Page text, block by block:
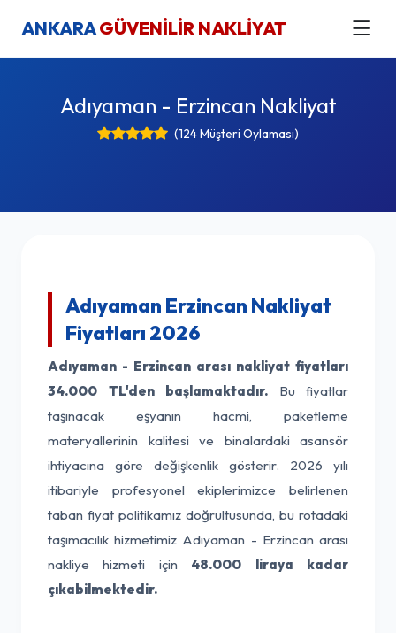
ANKARAGÜVENİLİR NAKLİYAT
Adıyaman - Erzincan Nakliyat
(124 Müşteri Oylaması)
Adıyaman Erzincan Nakliyat
Fiyatları 2026
Adıyaman - Erzincan arası nakliyat fiyatları
34.000 TL'den başlamaktadır. Bu fiyatlar
taşınacak eşyanın hacmi, paketleme
materyallerinin kalitesi ve binalardaki asansör
ihtiyacına göre değişkenlik gösterir. 2026 yılı
itibariyle profesyonel ekiplerimizce belirlenen
taban fiyat politikamız doğrultusunda, bu rotadaki
taşımacılık hizmetimiz Adıyaman - Erzincan arası
nakliye hizmeti için 48.000 liraya kadar
çıkabilmektedir.